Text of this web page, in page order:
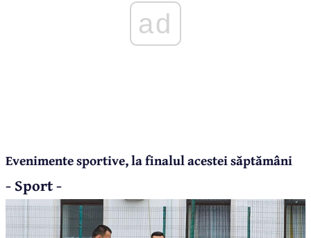
ad
Evenimente sportive, la finalul acestei săptămâni
- Sport -